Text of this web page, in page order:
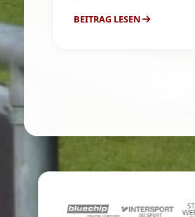
BEITRAG LESEN